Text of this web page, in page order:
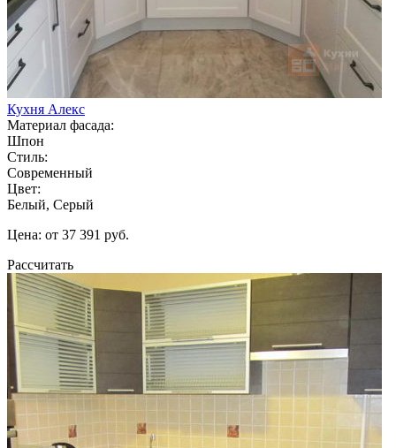
Кухня Алекс
Материал фасада:
Шпон
Стиль:
Современный
Цвет:
Белый, Серый
Цена: от 37 391 руб.
Рассчитать